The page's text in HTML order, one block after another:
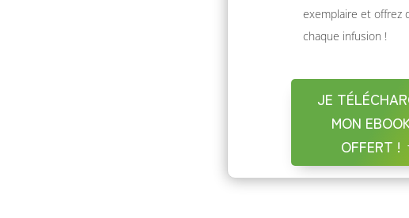
exemplaire et offrez
chaque infusion !
JE
MON
OFFERT !